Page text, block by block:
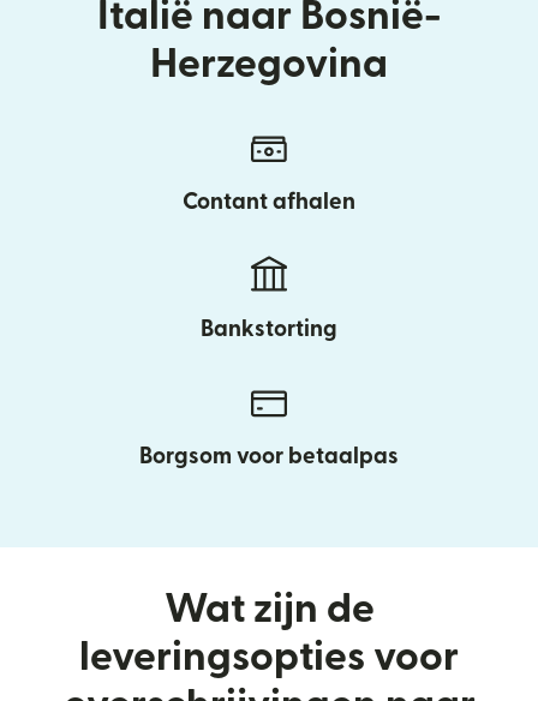
Italië naar Bosnië-
Herzegovina
Contant afhalen
Bankstorting
Borgsom voor betaalpas
Wat zijn de
leveringsopties voor